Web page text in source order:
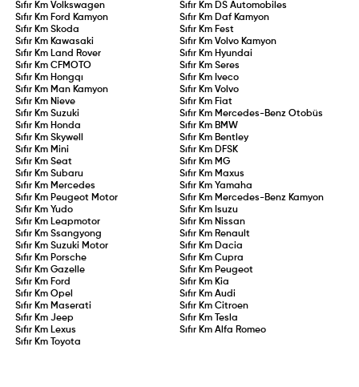
Sıfır KmVolkswagen Sıfır Km DS Automobiles
Sıfır Km Ford Kamyon Sıfır Km Daf Kamyon
Sıfır KmSkoda Sıfır Km Fest
Sıfır Km Kawasaki Sıfır Km Volvo Kamyon
Sıfır Km Land Rover Sıfır Km Hyundai
Sıfır KmCFMOTO Sıfır Km Seres
Sıfır Km Hongqı Sıfır Km Iveco
Sıfır Km Man Kamyon Sıfır Km Volvo
Sıfır Km Nieve Sıfır Km Fiat
Sıfır KmSuzuki Sıfır Km Mercedes-Benz Otobüs
Sıfır Km Honda Sıfır Km BMW
Sıfır KmSkywell Sıfır Km Bentley
Sıfır Km Mini Sıfır Km DFSK
Sıfır KmSeat Sıfır Km MG
Sıfır KmSubaru Sıfır Km Maxus
Sıfır Km Mercedes Sıfır Km Yamaha
Sıfır Km Peugeot Motor Sıfır Km Mercedes-Benz Kamyon
Sıfır Km Yudo Sıfır Km Isuzu
Sıfır Km Leapmotor Sıfır Km Nissan
Sıfır KmSsangyong Sıfır Km Renault
Sıfır KmSuzuki Motor Sıfır Km Dacia
Sıfır Km Porsche Sıfır Km Cupra
Sıfır KmGazelle Sıfır Km Peugeot
Sıfır Km Ford Sıfır Km Kia
Sıfır KmOpel Sıfır Km Audi
Sıfır Km Maserati Sıfır Km Citroen
Sıfır KmJeep Sıfır Km
Tesla
Sıfır Km Lexus Sıfır Km Alfa Romeo
Sıfır Km
Toyota